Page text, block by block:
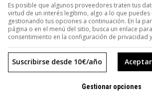
Después, se pusieron en contacto con
musical para publicidad y ficción
proyecto y a todo lo que es la canción
la melodía; compusieron, tocaron
Es posible que algunos proveedores traten tus
virtud de un interés legítimo, algo a lo que
gestionando tus opciones a continuación. En la
página o en el menú del sitio, busca un enlace
consentimiento en la configuración de privacidad
Suscribirse desde 10€/año
Gestionar opciones